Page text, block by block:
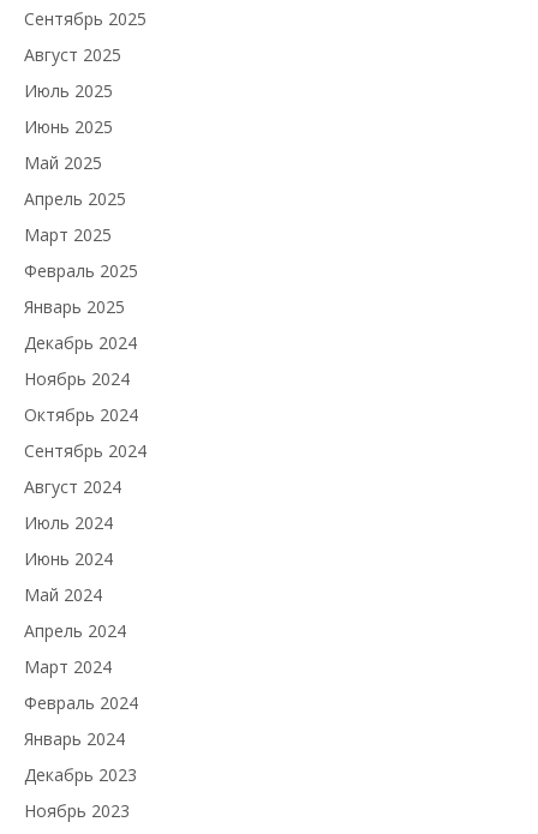
Сентябрь 2025
Август 2025
Июль 2025
Июнь 2025
Май 2025
Апрель 2025
Март 2025
Февраль 2025
Январь 2025
Декабрь 2024
Ноябрь 2024
Октябрь 2024
Сентябрь 2024
Август 2024
Июль 2024
Июнь 2024
Май 2024
Апрель 2024
Март 2024
Февраль 2024
Январь 2024
Декабрь 2023
Ноябрь 2023